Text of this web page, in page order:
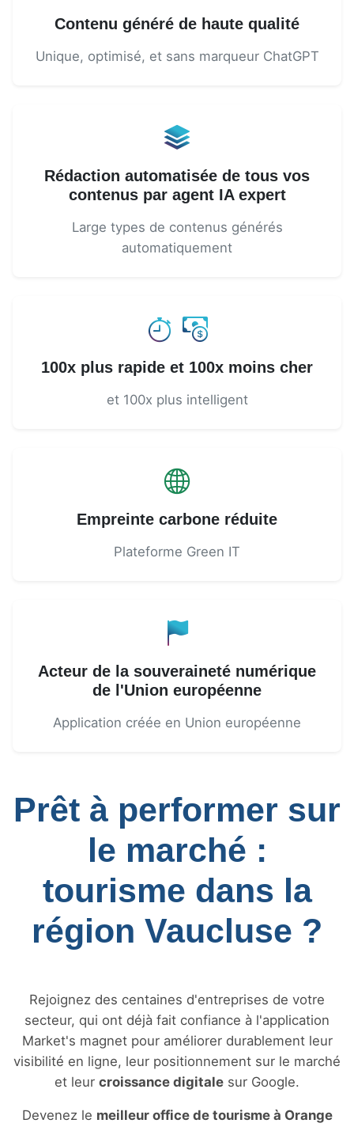
Contenu généré de haute qualité
Unique, optimisé, et sans marqueur ChatGPT
Rédaction automatisée de tous vos
contenus par agent IA expert
Large types de contenus générés
automatiquement
100x plus rapide et 100x moins cher
et 100x plus intelligent
Empreinte carbone réduite
Plateforme Green IT
Acteur de la souveraineté numérique
de l'Union européenne
Application créée en Union européenne
Prêt à performer sur
le marché :
tourisme dans la
région Vaucluse ?
Rejoignez des centaines d'entreprises de votre
secteur, qui ont déjà fait confiance à l'application
Market's magnet pour améliorer durablement leur
visibilité en ligne, leur positionnement sur le marché
et leur croissance digitale sur Google.
Devenez le meilleur office de tourisme à Orange